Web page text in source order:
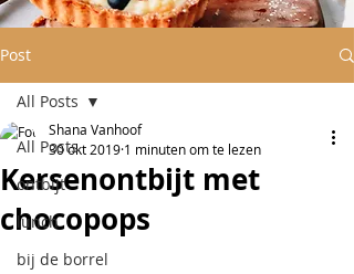
Post
All Posts
ontbijt
lunch
bij de borrel
All Posts
Kersenontbijt met
chocopops
Shana Vanhoof
30 okt 2019 1 minuten om te lezen